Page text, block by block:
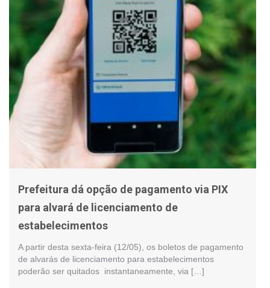
Prefeitura dá opção de pagamento via PIX
para alvará de licenciamento de
estabelecimentos
A partir desta sexta-feira (12/05), os boletos de pagamento
de alvarás de licenciamento para estabelecimentos
poderão ser quitados instantaneamente, via […]